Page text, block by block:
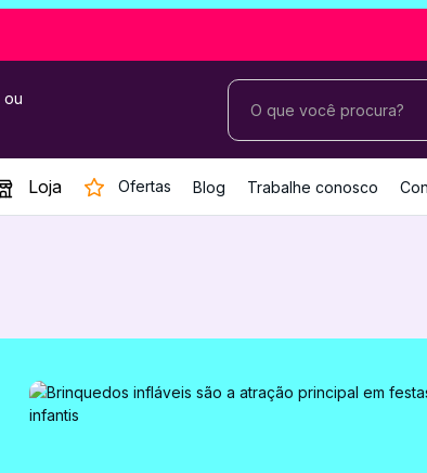
ou
Loja Ofertas Blog Trabalhe conosco